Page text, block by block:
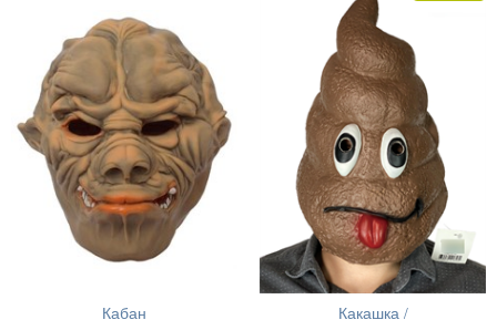
Кабан Какашка /